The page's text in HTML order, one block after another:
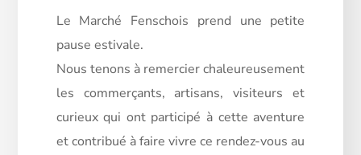
Le Marché Fenschois prend une petite
pause estivale.
Nous tenons à remercier chaleureusement
les commerçants, artisans, visiteurs et
curieux qui ont participé à cette aventure
et contribué à faire vivre ce rendez-vous au